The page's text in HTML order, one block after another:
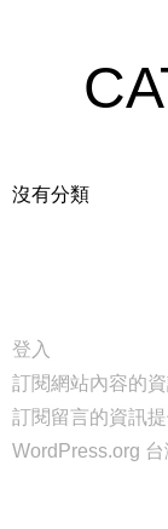
沒有分類
登入
訂閱網站內容的
訂閱留言的資訊
WordPress.org